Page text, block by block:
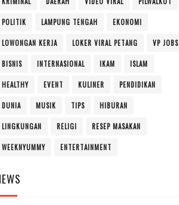
POLITIK LAMPUNG TENGAH EKONOMI
LOWONGAN KERJA LOKER VIRAL PETANG VP JOBS
BISNIS INTERNASIONAL IKAM ISLAM
HEALTHY EVENT KULINER PENDIDIKAN
DUNIA MUSIK TIPS HIBURAN
LINGKUNGAN RELIGI RESEP MASAKAN
WEEKNYUMMY ENTERTAINMENT